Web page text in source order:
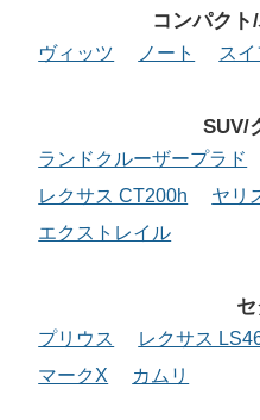
コンパクト
ヴィッツ ノート スイ
SUV/
ランドクルーザープラド
レクサス CT200h
ヤリ
エクストレイル
プリウス レクサス
マークX
カムリ